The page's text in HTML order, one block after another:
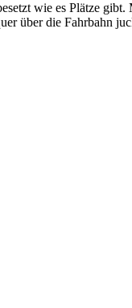
wie es Plätze
über die Fahrbahn